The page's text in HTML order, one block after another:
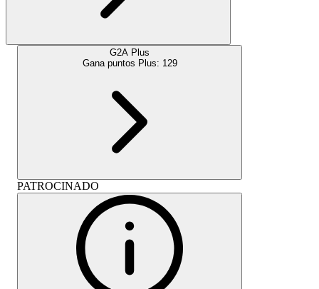
G2A Plus
Gana puntos Plus: 129
PATROCINADO